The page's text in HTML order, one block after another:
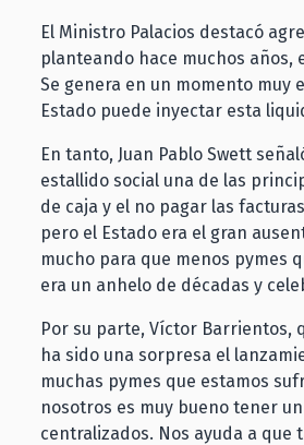
El Ministro Palacios destacó
planteando hace muchos años,
Se genera en un momento muy
Estado puede inyectar esta
En tanto, Juan Pablo Swett
estallido social una de las
de caja y el no pagar las
pero el Estado era el gran
mucho para que menos pymes
era un anhelo de décadas y
Por su parte, Víctor Barrientos,
ha sido una sorpresa el
muchas pymes que estamos
nosotros es muy bueno tener
centralizados. Nos ayuda a que